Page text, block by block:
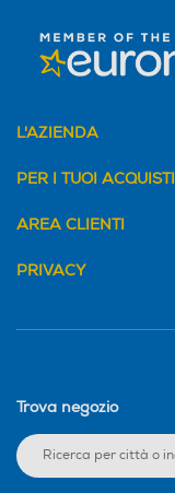
L'AZIENDA
PER I TUOI ACQUISTI
AREA CLIENTI
PRIVACY
Trova negozio